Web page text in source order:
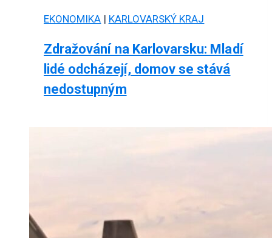
EKONOMIKA | KARLOVARSKÝ KRAJ
Zdražování na Karlovarsku: Mladí
lidé odcházejí, domov se stává
nedostupným